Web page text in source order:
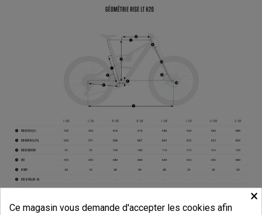
×
Ce magasin vous demande d'accepter les cookies afin